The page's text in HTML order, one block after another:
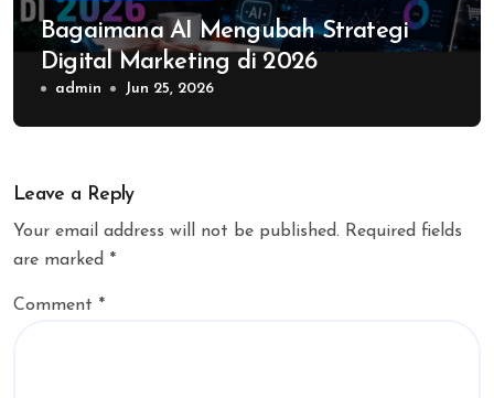
Bagaimana AI Mengubah Strategi
Digital Marketing di 2026
admin Jun 25, 2026
Leave a Reply
Your email address will not be published. Required fields
are marked *
Comment *